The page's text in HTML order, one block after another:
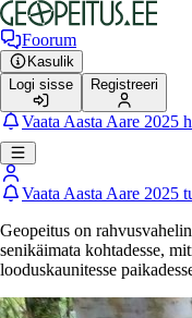
Foorum
Kasulik
Logi sisse
Registreeri
Vaata Aasta Aare 2025
Vaata Aasta Aare 2025
Geopeitus on
senikäimata kohtadesse,
looduskaunitesse